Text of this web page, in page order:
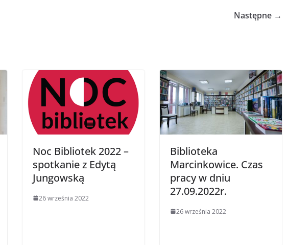
Następne →
Noc Bibliotek 2022 –
spotkanie z Edytą
Jungowską
26 września 2022
Biblioteka
Marcinkowice. Czas
pracy w dniu
27.09.2022r.
26 września 2022